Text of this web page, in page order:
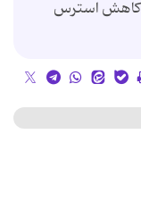
کاهش استرس